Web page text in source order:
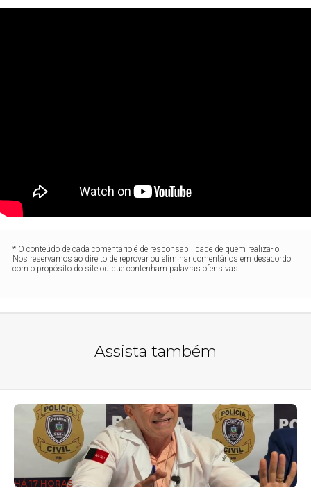
* O conteúdo de cada comentário é de responsabilidade de quem realizá-lo.
Nos reservamos ao direito de reprovar ou eliminar comentários em desacordo
com o propósito do site ou que contenham palavras ofensivas.
Assista também
HÁ 17 HORAS